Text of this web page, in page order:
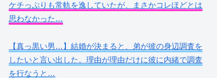
ケチっぷりも常軌を逸していたが、まさかコレほどとは
思わなかった…
【真っ黒い男…】結婚が決まると、弟が彼の身辺調査を
したいと言い出した。理由が理由だけに彼に内緒で調査
を行なうと…